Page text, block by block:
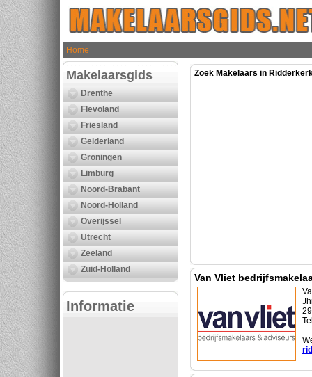
Home
Makelaarsgids
Drenthe
Flevoland
Friesland
Gelderland
Groningen
Limburg
Noord-Brabant
Noord-Holland
Overijssel
Utrecht
Zeeland
Zuid-Holland
Informatie
Zoek Makelaars in
Van Vliet